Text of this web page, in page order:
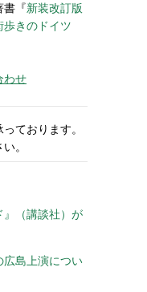
書『新装改訂版
歩きのドイツ
わせ
ております。
。
』（講談社）が
広島上演につい